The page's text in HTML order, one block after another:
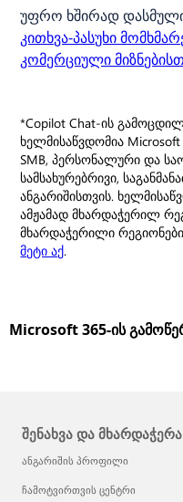
უფრო ხშირად
კითხვა-პასუხი
კომერციული
*Copilot Chat-ის
ხელმისაწვდომია
SMB, პერსონალური და
სამსახურებრივი,
ანგარიშისთვის.
ამჟამად მხარდაჭერილ
მხარდაჭერილი
მეტი აქ.
Microsoft 365-ის
შენახვა და მხარდაჭერა
ანგარიშის პროფილი
ჩამოტვირთვის ცენტრი